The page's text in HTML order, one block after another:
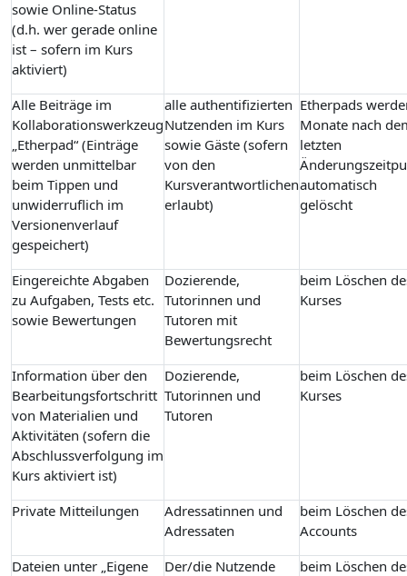
sowie Online-Status
(d.h. wer gerade online
ist – sofern im Kurs
aktiviert)
Alle Beiträge im
Kollaborationswerkzeug
„Etherpad“ (Einträge
werden unmittelbar
beim Tippen und
unwiderruflich im
Versionenverlauf
gespeichert)
alle authentifizierten
Nutzenden im Kurs
sowie Gäste (sofern
von den
Kursverantwortlichen
erlaubt)
Etherpads
Monate nach
letzten
automatisch
gelöscht
Eingereichte Abgaben
zu Aufgaben, Tests etc.
sowie Bewertungen
Dozierende,
Tutorinnen und
Tutoren mit
Bewertungsrecht
beim Löschen
Kurses
Information über den
Bearbeitungsfortschritt
von Materialien und
Aktivitäten (sofern die
Abschlussverfolgung im
Kurs aktiviert ist)
Dozierende,
Tutorinnen und
Tutoren
beim Löschen
Kurses
Private Mitteilungen
Adressatinnen und
Adressaten
beim Löschen
Accounts
Dateien unter „Eigene
Der/die Nutzende
beim Löschen